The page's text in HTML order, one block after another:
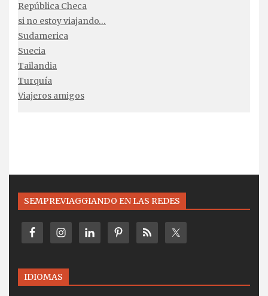
República Checa
si no estoy viajando…
Sudamerica
Suecia
Tailandia
Turquía
Viajeros amigos
SEMPREVIAGGIANDO EN LAS REDES
IDIOMAS